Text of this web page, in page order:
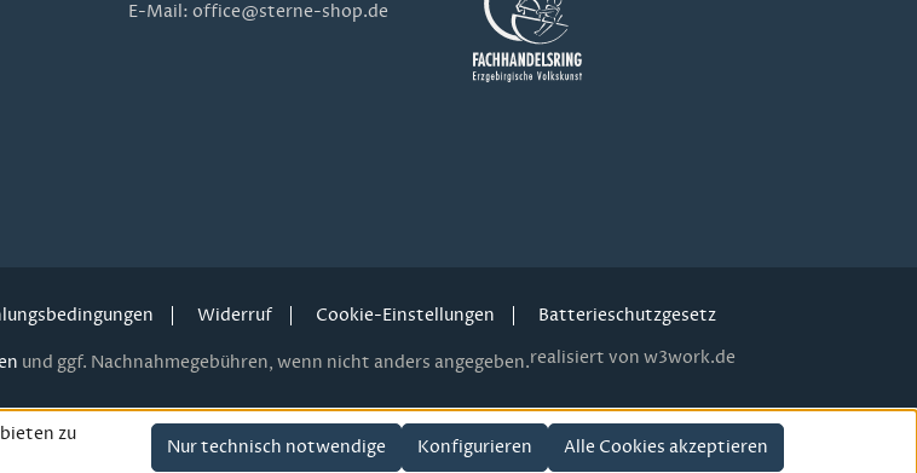
E-Mail: office@sterne-shop.de
Widerruf Cookie-Einstellungen Batterieschutzgesetz
und ggf. Nachnahmegebühren, wenn nicht anders angegeben.realisiert von w3work.de
zu
Nur technisch notwendige Konfigurieren Alle Cookies akzeptieren